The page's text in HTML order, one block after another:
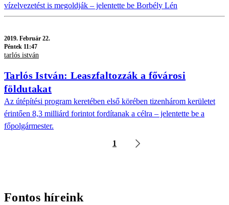
vízelvezetést is megoldják – jelentette be Borbély Lén
2019. Február 22.
Péntek 11:47
tarlós istván
Tarlós István: Leaszfaltozzák a fővárosi
földutakat
Az útépítési program keretében első körében tizenhárom kerületet
érintően 8,3 milliárd forintot fordítanak a célra – jelentette be a
főpolgármester.
1
Fontos híreink